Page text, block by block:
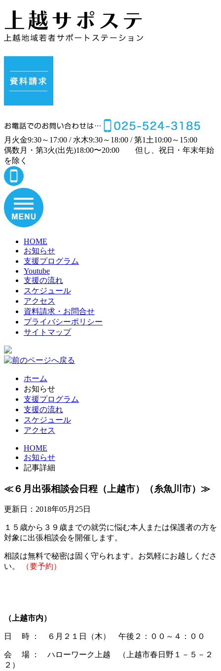
月 火金9:30～17:00 / 水木9:30～18:00 /第1土10:00～15:00
偶数月・第3火(出先)18:00〜20:00 但し、祝日・年末年始
を除く
HOME
お知らせ
支援プログラム
Youtube
支援の流れ
スケジュール
アクセス
資料請求・お問合せ
プライバシーポリシー
サイトマップ
ホーム
お知らせ
支援プログラム
支援の流れ
スケジュール
アクセス
HOME
お知らせ
記事詳細
≪６月出張相談会日程（上越市）（糸魚川市）≫
更新日：2018年05月25日
１５歳から３９歳までの就労に悩む本人または保護者の方を
対象に出張相談会を開催します。
相談は無料で秘密は固く守られます。お気軽にお越しくださ
い。
（要予約）
（上越市内）
日 時 ： ６月２１日（木） 午後２：００～４：００
会 場 ： ハローワーク上越 （上越市春日野１－５－２
２）